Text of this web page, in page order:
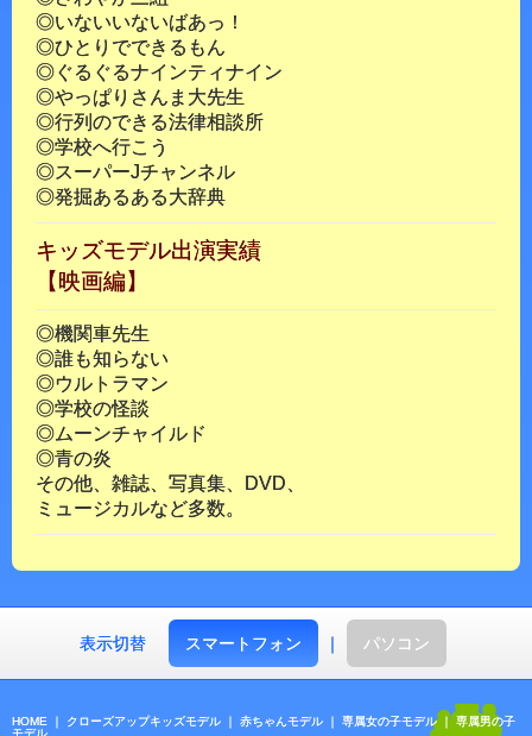
◎いないいないばあっ！
◎ひとりでできるもん
◎ぐるぐるナインティナイン
◎やっぱりさんま大先生
◎行列のできる法律相談所
◎学校へ行こう
◎スーパーJチャンネル
◎発掘あるある大辞典
キッズモデル出演実績
【映画編】
◎機関車先生
◎誰も知らない
◎ウルトラマン
◎学校の怪談
◎ムーンチャイルド
◎青の炎
その他、雑誌、写真集、DVD、
ミュージカルなど多数。
表示切替 スマートフォン ｜ パソコン
HOME ｜ クローズアップキッズモデル ｜ 赤ちゃんモデル ｜ 専属女の子モデル｜ 専属男の子
モデル